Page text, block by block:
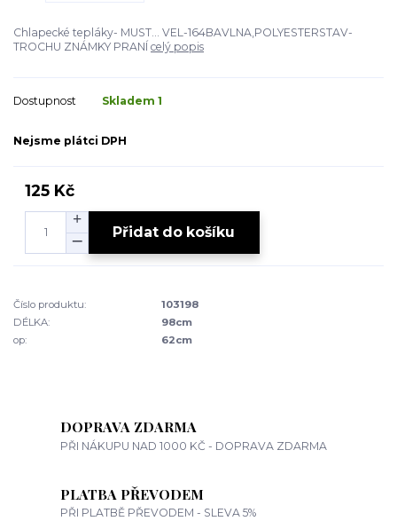
Chlapecké tepláky- MUST... VEL-164BAVLNA,POLYESTERSTAV-
TROCHU ZNÁMKY PRANÍ celý popis
Dostupnost Skladem 1
Nejsme plátci DPH
125 Kč
Přidat do košíku
Číslo produktu:
103198
DÉLKA:
98cm
op:
62cm
DOPRAVA ZDARMA
PŘI NÁKUPU NAD 1000 KČ - DOPRAVA ZDARMA
PLATBA PŘEVODEM
PŘI PLATBĚ PŘEVODEM - SLEVA 5%